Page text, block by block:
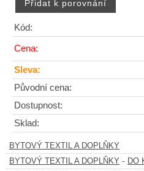
Kód:
Cena:
Sleva:
Původní cena:
Dostupnost:
Sklad:
BYTOVÝ TEXTIL A DOPLŇKY
BYTOVÝ TEXTIL A DOPLŇKY - DO